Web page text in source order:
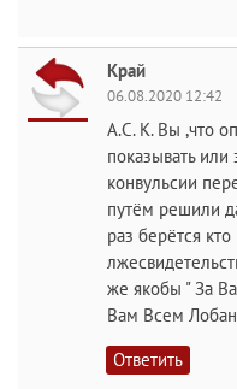
Край
06.08.2020 12:42
А.С. К. Вы ,что
показывать или
конвульсии
путём решили
раз берётся
же якобы " За
Вам Всем
Ответить